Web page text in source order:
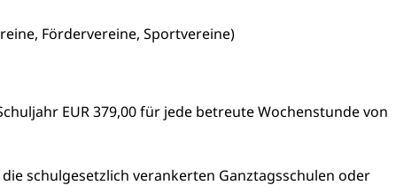
Fördervereine, Sportvereine)
EUR 379,00 für jede betreute Wochenstunde von
schulgesetzlich verankerten Ganztagsschulen oder